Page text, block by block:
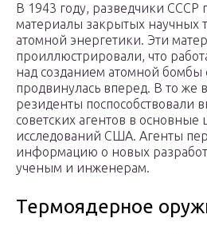
В 1943 году, разведчики СССР
материалы закрытых научных
атомной энергетики. Эти
проиллюстрировали, что
над созданием атомной бомбы
продвинулась вперед. В то же
резиденты поспособствовали
советских агентов в
исследований США. Агенты
информацию о новых
ученым и инженерам.
Термоядерное